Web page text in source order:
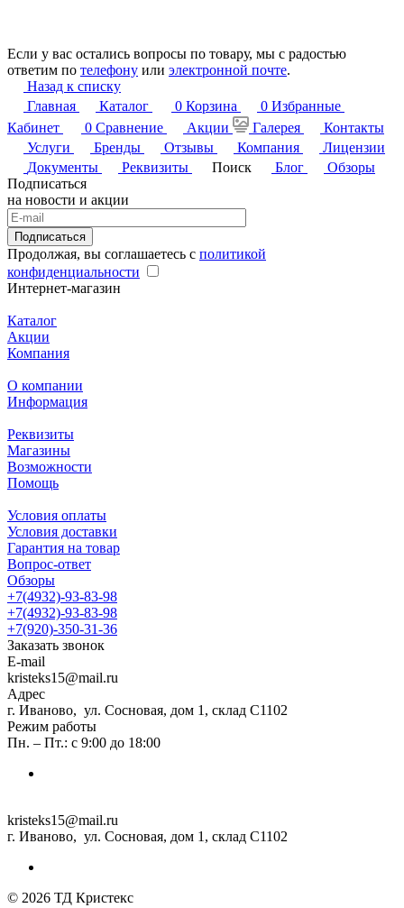
Если у вас остались вопросы по товару, мы с радостью
ответим по телефону или электронной почте.
Назад к списку
Главная
Каталог 0 Корзина 0 Избранные
Кабинет
0 Сравнение Акции Галерея
Контакты
Услуги
Бренды Отзывы Компания
Лицензии
Документы
Реквизиты Поиск Блог
Обзоры
Подписаться
на новости и акции
Подписаться
Продолжая, вы соглашаетесь с политикой
конфиденциальности
Интернет-магазин
Каталог
Акции
Компания
О компании
Информация
Реквизиты
Магазины
Возможности
Помощь
Условия оплаты
Условия доставки
Гарантия на товар
Вопрос-ответ
Обзоры
+7(4932)-93-83-98
+7(4932)-93-83-98
+7(920)-350-31-36
Заказать звонок
E-mail
kristeks15@mail.ru
Адрес
г. Иваново, ул. Сосновая, дом 1, склад С1102
Режим работы
Пн. – Пт.: с 9:00 до 18:00
kristeks15@mail.ru
г. Иваново, ул. Сосновая, дом 1, склад С1102
© 2026 ТД Кристекс